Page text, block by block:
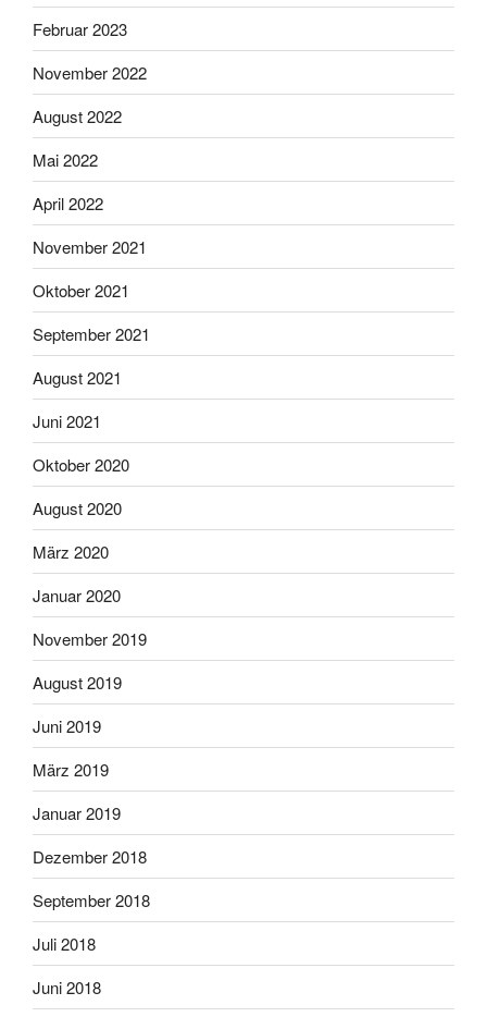
Februar 2023
November 2022
August 2022
Mai 2022
April 2022
November 2021
Oktober 2021
September 2021
August 2021
Juni 2021
Oktober 2020
August 2020
März 2020
Januar 2020
November 2019
August 2019
Juni 2019
März 2019
Januar 2019
Dezember 2018
September 2018
Juli 2018
Juni 2018